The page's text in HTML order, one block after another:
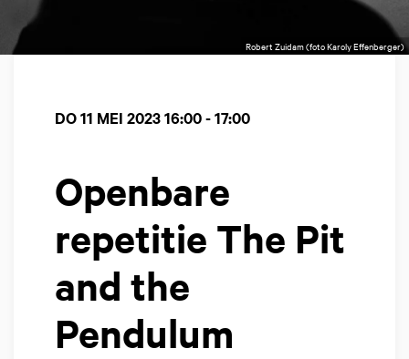
Robert Zuidam (foto Karoly Effenberger)
Openbare
repetitie The Pit
and the
Pendulum
DO 11 MEI 202316:00 - 17:00